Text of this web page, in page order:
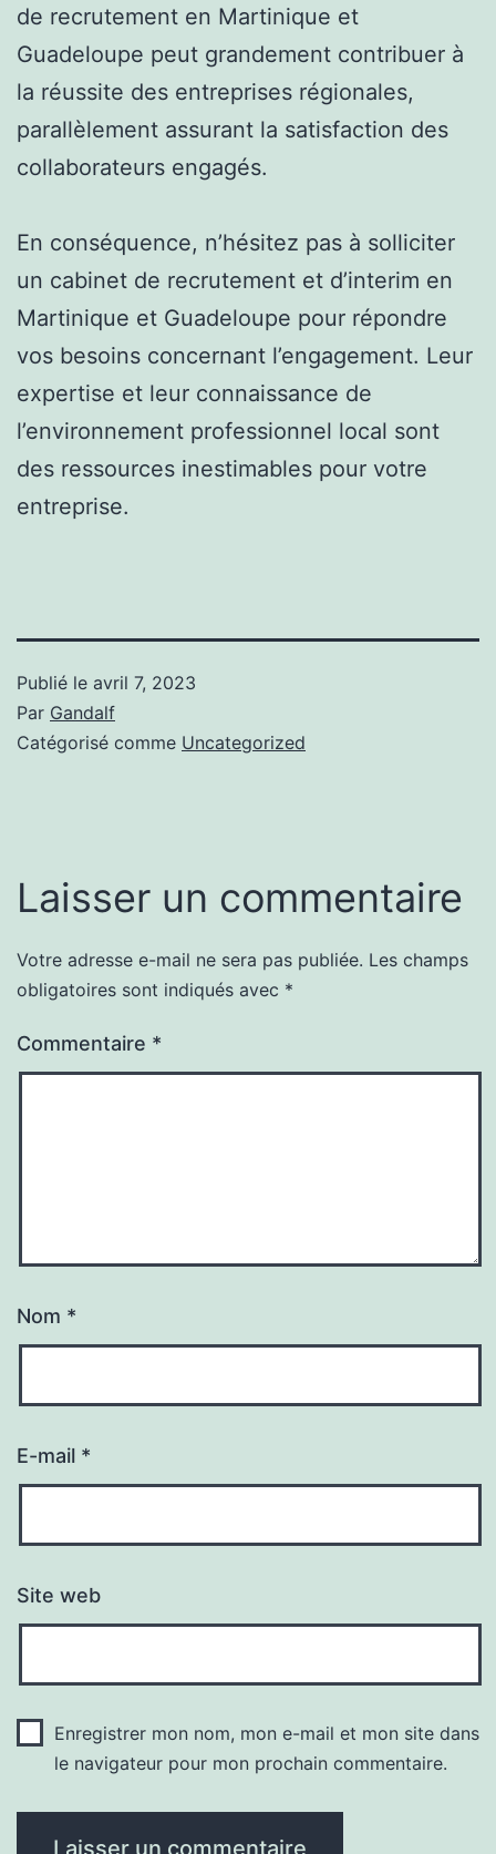
de recrutement en Martinique et
Guadeloupe peut grandement contribuer à
la réussite des entreprises régionales,
parallèlement assurant la satisfaction des
collaborateurs engagés.
En conséquence, n’hésitez pas à solliciter
un cabinet de recrutement et d’interim en
Martinique et Guadeloupe pour répondre
vos besoins concernant l’engagement. Leur
expertise et leur connaissance de
l’environnement professionnel local sont
des ressources inestimables pour votre
entreprise.
Publié le avril 7, 2023
Par Gandalf
Catégorisé comme Uncategorized
Laisser un commentaire
Votre adresse e-mail ne sera pas publiée. Les champs
obligatoires sont indiqués avec *
Commentaire *
Nom *
E-mail *
Site web
Enregistrer mon nom, mon e-mail et mon site dans
le navigateur pour mon prochain commentaire.